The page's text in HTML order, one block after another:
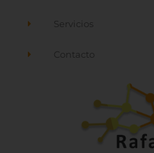
Servicios
Contacto